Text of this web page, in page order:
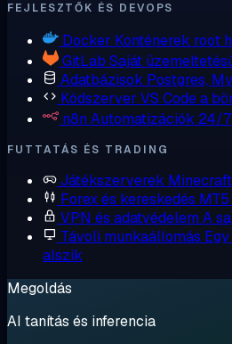
FEJLESZTŐK ÉS DEVOPS
Docker Konténerek root
GitLab Saját
Adatbázisok Postgres,
Kódszerver VS Code a
n8n Automatizációk 24/7
FUTTATÁS ÉS TRADING
Játékszerverek
Forex és kereskedés
VPN és adatvédelem A
Távoli munkaállomás
alszik
Megoldás
AI tanítás és inferencia